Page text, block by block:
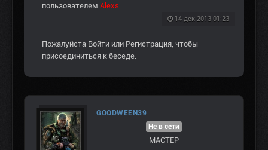
пользователем Alexs
14 дек 2013 01:23
Пожалуйста Войти или Регистрация , чтобы
присоединиться к беседе.
GOODWEEN39
Не в сети
МАСТЕР